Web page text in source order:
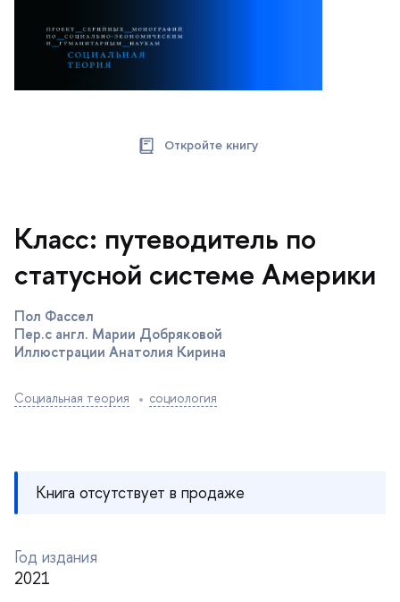
Откройте книгу
Класс: путеводитель по
статусной системе Америки
Пол Фассел
Пер.с англ. Марии Добряковой
Иллюстрации Анатолия Кирина
Социальная теория социология
Книга отсутствует в продаже
Год издания
2021